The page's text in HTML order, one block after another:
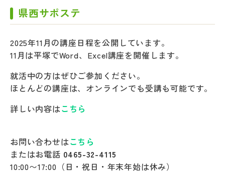
県西サポステ
2025年11月の講座日程を公開しています。
11月は平塚でWord、Excel講座を開催します。
就活中の方はぜひご参加ください。
ほとんどの講座は、オンラインでも受講も可能です。
詳しい内容はこちら
お問い合わせはこちら
またはお電話 0465-32-4115
10:00〜17:00（日・祝日・年末年始は休み）